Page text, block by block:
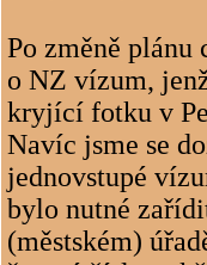
Po změně plánu
o NZ vízum,
kryjící fotku v
Navíc jsme se
jednovstupé
bylo nutné
(městském)